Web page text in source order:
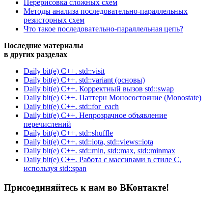
Перерисовка сложных схем
Методы анализа последовательно-параллельных
резисторных схем
Что такое последовательно-параллельная цепь?
Последние материалы
в других разделах
Daily bit(e) C++. std::visit
Daily bit(e) C++. std::variant (основы)
Daily bit(e) C++. Корректный вызов std::swap
Daily bit(e) C++. Паттерн Моносостояние (Monostate)
Daily bit(e) C++. std::for_each
Daily bit(e) C++. Непрозрачное объявление
перечислений
Daily bit(e) C++. std::shuffle
Daily bit(e) C++. std::iota, std::views::iota
Daily bit(e) C++. std::min, std::max, std::minmax
Daily bit(e) C++. Работа с массивами в стиле C,
используя std::span
Присоединяйтесь к нам во ВКонтакте!